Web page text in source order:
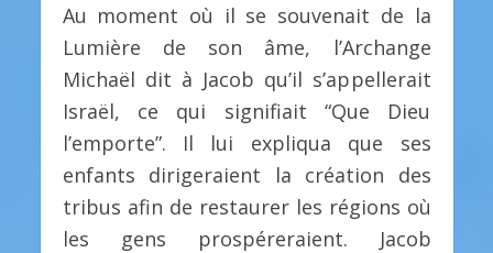
Au moment où il se souvenait de la
Lumière de son âme, l’Archange
Michaël dit à Jacob qu’il s’appellerait
Israël, ce qui signifiait “Que Dieu
l’emporte”. Il lui expliqua que ses
enfants dirigeraient la création des
tribus afin de restaurer les régions où
les gens prospéreraient. Jacob